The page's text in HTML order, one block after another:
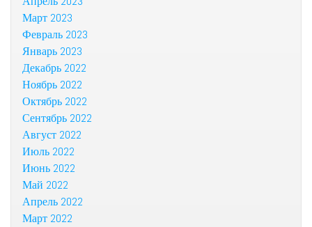
Март 2023
Февраль 2023
Январь 2023
Декабрь 2022
Ноябрь 2022
Октябрь 2022
Сентябрь 2022
Август 2022
Июль 2022
Июнь 2022
Май 2022
Апрель 2022
Март 2022